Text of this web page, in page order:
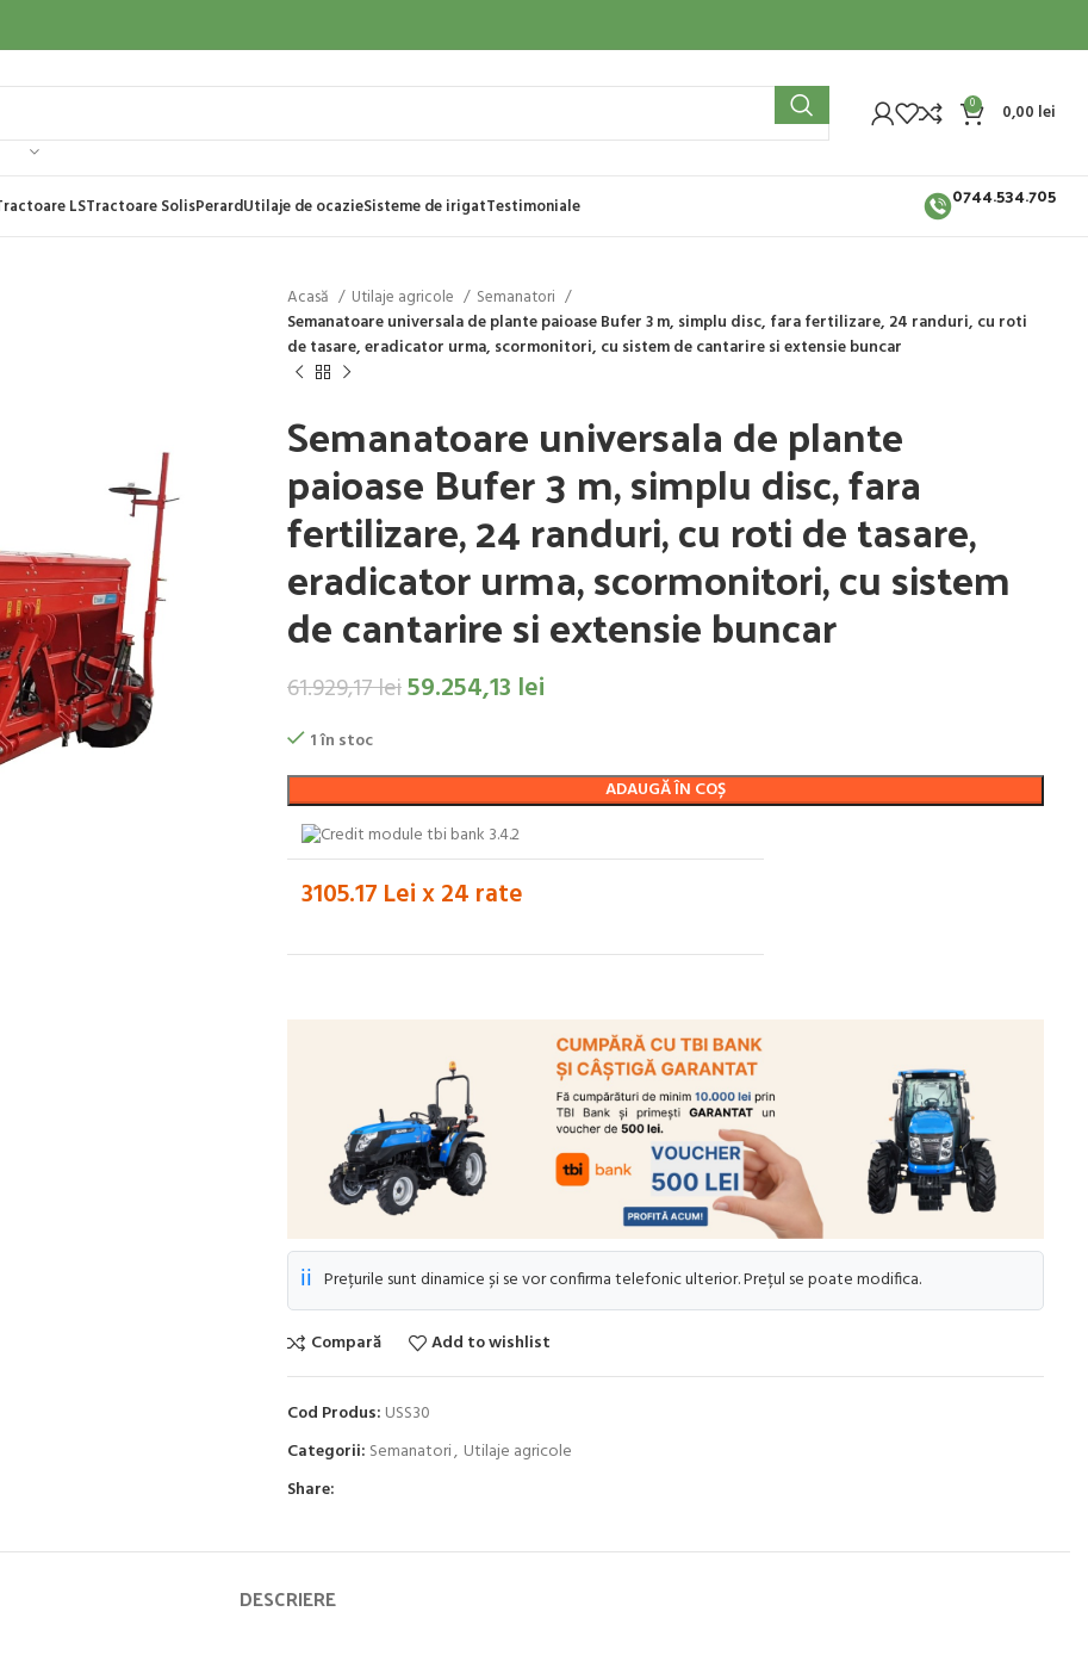
0 0,00 lei
LSTractoare SolisPerardUtilaje de ocazieSisteme de irigatTestimoniale 0744.534.705
Acasă Utilaje agricole
Semanatori
​Semanatoare universala de plante paioase Bufer 3 m, simplu disc, fara fertilizare, 24 randuri,​ cu roti
de tasare, eradicator urma, scormonitori, cu sistem de cantarire si extensie buncar
​Semanatoare universala de plante
paioase Bufer 3 m, simplu disc, fara
fertilizare, 24 randuri,​ cu roti de tasare,
eradicator urma, scormonitori, cu sistem
de cantarire si extensie buncar
61.929,17lei59.254,13 lei
1 în stoc
ADAUGĂ ÎN COȘ
3105.17 Lei x 24 rate
ℹ️ Prețurile sunt dinamice și se vor confirma telefonic ulterior. Prețul se poate modifica.
Compară Add to wishlist
Cod Produs: USS30
Categorii: Semanatori, Utilaje agricole
Share:
DESCRIERE